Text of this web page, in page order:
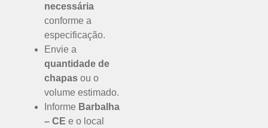
necessária
conforme a
especificação.
Envie a
quantidade de
chapas ou o
volume estimado.
Informe Barbalha
– CE e o local